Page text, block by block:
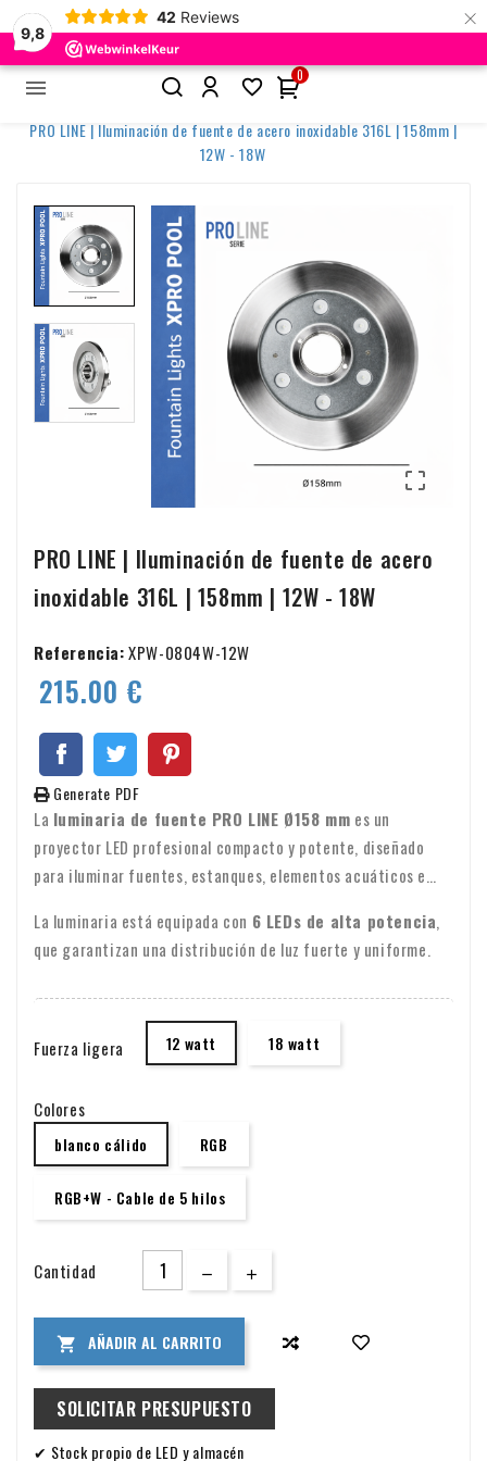
9,8
42 Reviews ×
 
0
Outdoor y LED
Luces acuáticas
PRO LINE | Iluminación de fuente de acero inoxidable 316L | 158mm |
12W - 18W

PRO LINE | Iluminación de fuente de acero
inoxidable 316L | 158mm | 12W - 18W
Referencia:XPW-0804W-12W
215.00 €
Generate PDF
La luminaria de fuente PRO LINE Ø158 mm es un
proyector LED profesional compacto y potente, diseñado
para iluminar fuentes, estanques, elementos acuáticos e
robustacarcasa de acero inoxidable 316Ly su diseño de
perfil bajo, esta lámpara es ideal para instalaciones
La luminaria está equipada con 6 LEDs de alta potencia,
que garantizan una distribución de luz fuerte y uniforme.
Fuerza ligera 12 watt 18 watt
Colores
blanco cálido RGB
RGB+W - Cable de 5 hilos
Cantidad
 AÑADIR AL CARRITO
SOLICITAR PRESUPUESTO
✔ Stock propio de LED y almacén